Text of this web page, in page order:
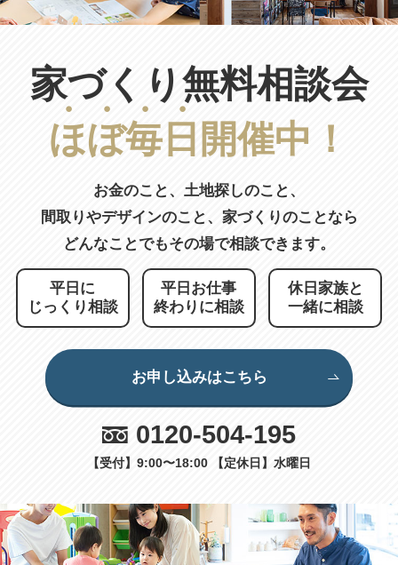
家づくり無料相談会
ほぼ毎 日 開催中！
お金のこと、土地探しのこと、
間取りやデザインのこと、 家づくりのことなら
どんなことでもその場で相談できます。
平日に
じっくり相談
平日お仕事
終わりに相談
休日家族と
一緒に相談
お申し込みはこちら
0120-504-195
【受付】9:00〜18:00 【定休日】水曜日